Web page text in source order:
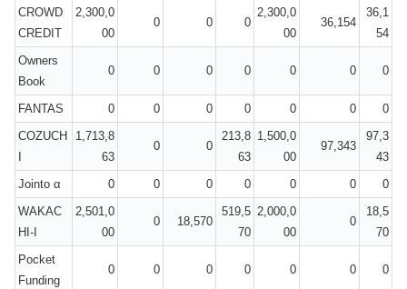
CROWD
CREDIT
2,300,0
00
0 0 0
2,300,0
00
36,154
36,1
54
Owners
Book
0 0 0 0 0 0 0
FANTAS 0 0 0 0 0 0
0
COZUCH
1,713,8
63
0 0
213,8
63
1,500,0
00
97,343
97,3
43
Jointo α
0 0 0 0 0 0
0
WAKAC
HI-I
2,501,0
00
0 18,570
519,5
70
2,000,0
00
0
18,5
70
Pocket
Funding
0 0 0 0 0 0 0